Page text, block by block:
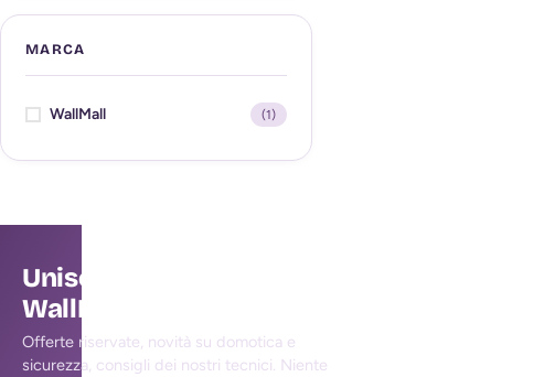
MARCA
WallMall (1)
Unisciti alla community
WallMall
Offerte riservate, novità su domotica e
sicurezza, consigli dei nostri tecnici. Niente